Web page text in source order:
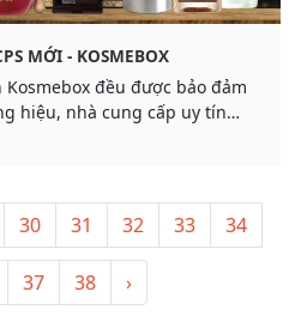
MỚI - KOSMEBOX
đều được bảo đảm
hiệu, nhà cung cấp uy tín
của khu vực về an toàn sản
30 31 32 33 34
37 38 ›